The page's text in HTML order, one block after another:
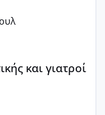
και γιατροί